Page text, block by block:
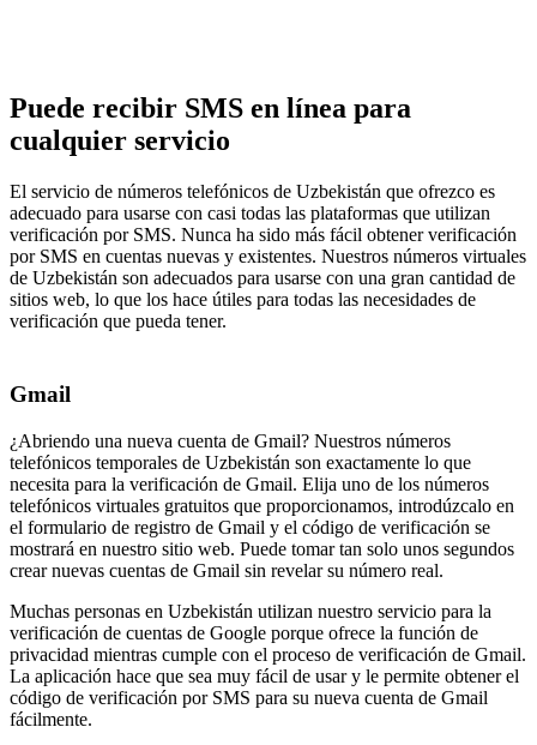
Puede recibir SMS en línea para
cualquier servicio
El servicio de números telefónicos de Uzbekistán que ofrezco es
adecuado para usarse con casi todas las plataformas que utilizan
verificación por SMS. Nunca ha sido más fácil obtener verificación
por SMS en cuentas nuevas y existentes. Nuestros números virtuales
de Uzbekistán son adecuados para usarse con una gran cantidad de
sitios web, lo que los hace útiles para todas las necesidades de
verificación que pueda tener.
Gmail
¿Abriendo una nueva cuenta de Gmail? Nuestros números
telefónicos temporales de Uzbekistán son exactamente lo que
necesita para la verificación de Gmail. Elija uno de los números
telefónicos virtuales gratuitos que proporcionamos, introdúzcalo en
el formulario de registro de Gmail y el código de verificación se
mostrará en nuestro sitio web. Puede tomar tan solo unos segundos
crear nuevas cuentas de Gmail sin revelar su número real.
Muchas personas en Uzbekistán utilizan nuestro servicio para la
verificación de cuentas de Google porque ofrece la función de
privacidad mientras cumple con el proceso de verificación de Gmail.
La aplicación hace que sea muy fácil de usar y le permite obtener el
código de verificación por SMS para su nueva cuenta de Gmail
fácilmente.